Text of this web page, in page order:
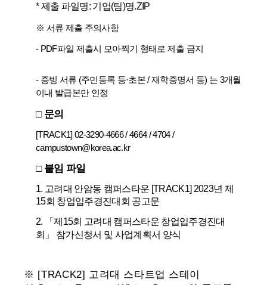
*제출 파일명: 기업(팀)명.ZIP
※ 서류 제출 주의사항
- PDF파일 제출시 모아찍기 형태로 제출 금지
- 증빙 서류 (주민등록 등·초본/재학증명서 등) 는 3개월
이내 발급본만 인정
□ 문의
[TRACK1] 02-3290-4666 / 4664 / 4704 /
campustown@korea.ac.kr
□ 붙임 파일
1. 고려대 안암동 캠퍼스타운 [TRACK1] 2023년 제
15회 창업입주경진대회 공고문
2. 「제15회 고려대 캠퍼스타운 창업입주경진대
회」 참가신청서 및 사업계획서 양식
※ [TRACK2] 고려대 스타트업 스테이